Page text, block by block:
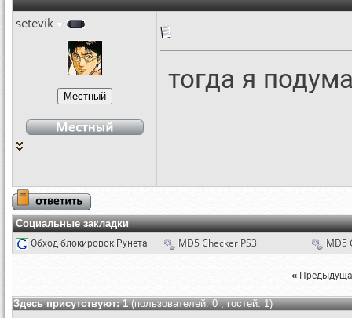
setevik
тогда я
Социальные закладки
Обход блокировок Рунета MD5 Checker PS3 MD5
«
Здесь присутствуют: 1(пользователей: 0 , гостей: 1)